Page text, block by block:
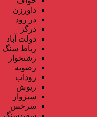
داورزن
در رود
درگز
دولت آباد
رباط سنگ
رشتخوار
رضویه
روداب
ریوش
سبزوار
سرخس